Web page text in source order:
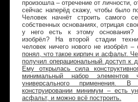
произошла – отречение от личности,
сейчас наперёд скажу, чтобы было
Человек начнёт строить самого
собственных основаниях, отрицая
у него есть к этому
изобрёл? На второй стадии
человек ничего нового не изобрёл
понял, что такое кирпич и асфальт.
получил операциональный доступ к
Ему открылась сила
минимальный набор
универсального применения. В
конструировании минимум – есть
асфальт, и можно всё построить.